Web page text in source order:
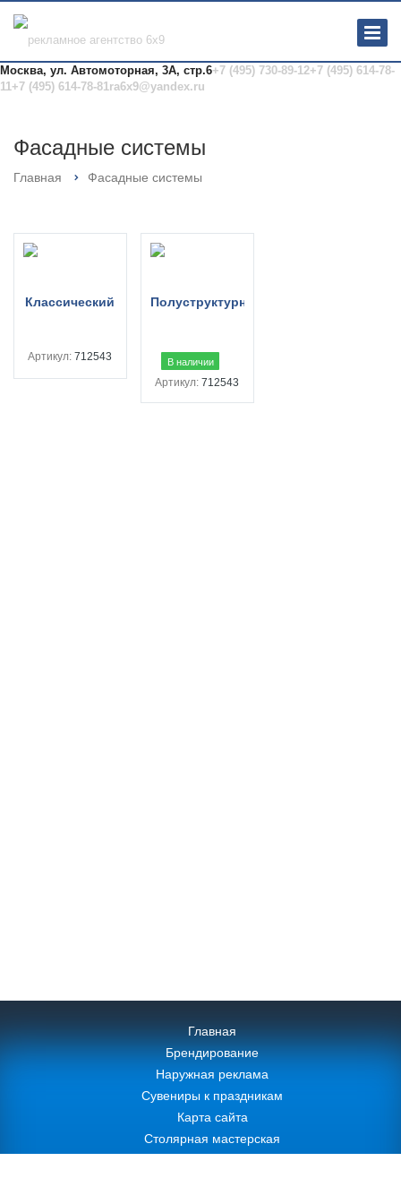
Москва, ул. Автомоторная, 3А, стр.6+7 (495) 730-89-12+7 (495) 614-78-
11+7 (495) 614-78-81ra6x9@yandex.ru
Фасадные системы
Главная Фасадные системы
Артикул:712543 В наличии
Артикул:712543
Главная
Брендирование
Наружная реклама
Сувениры к праздникам
Карта сайта
Столярная мастерская